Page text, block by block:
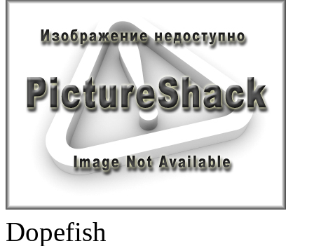
Dopefish